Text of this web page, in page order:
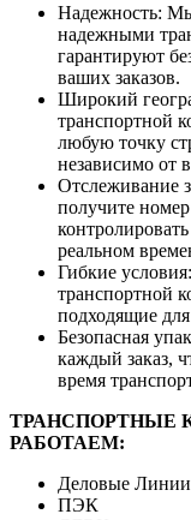
Надежность:
надежными
гарантируют
ваших заказов.
Широкий
транспортной
любую точку
независимо от
Отслеживание
получите
реальном
Гибкие
транспортной
подходящие
Безопасная
каждый заказ,
время
ТРАНСПОРТНЫЕ
РАБОТАЕМ:
Деловые Линии
ПЭК